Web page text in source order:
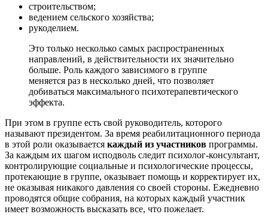
строительством;
ведением сельского хозяйства;
рукоделием.
Это только несколько самых распространенных
направлений, в действительности их значительно
больше. Роль каждого зависимого в группе
меняется раз в несколько дней, что позволяет
добиваться максимального психотерапевтического
эффекта.
При этом в группе есть свой руководитель, которого
называют президентом. За время реабилитационного периода
в этой роли оказывается каждый из участников программы.
За каждым их шагом исподволь следит психолог-консультант,
контролирующие социальные и психологические процессы,
протекающие в группе, оказывает помощь и корректирует их,
не оказывая никакого давления со своей стороны. Ежедневно
проводятся общие собрания, на которых каждый участник
имеет возможность высказать все, что пожелает.